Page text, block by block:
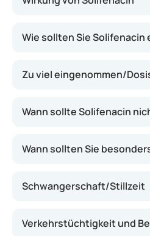
Wie sollten Sie Solifenacin
Zu viel eingenommen/
Wann sollte Solifenacin
Wann sollten Sie
Schwangerschaft/Stillzeit
Verkehrstüchtigkeit und